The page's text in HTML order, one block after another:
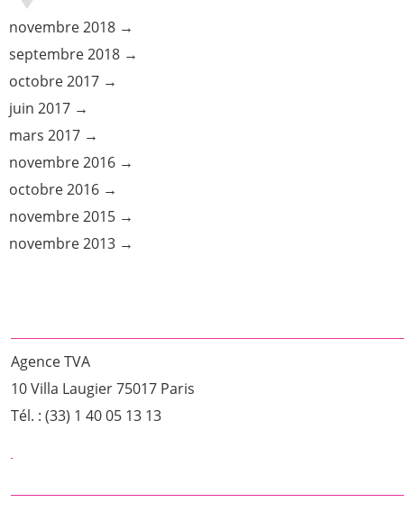
novembre 2018
septembre 2018
octobre 2017
juin 2017
mars 2017
novembre 2016
octobre 2016
novembre 2015
novembre 2013
Agence TVA
10 Villa Laugier 75017 Paris
Tél. : (33) 1 40 05 13 13